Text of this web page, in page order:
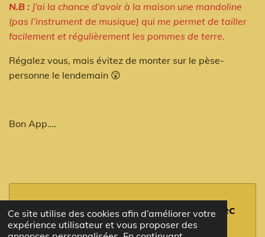
Ce site utilise des cookies afin d’améliorer votre
expérience utilisateur et vous proposer des
N.B : J’ai la chance d’avoir à la maison une mandoline
(pas l’instrument de musique) qui me permet de tailler
facilement et régulièrement les pommes de terre.
Régalez vous, mais évitez de monter sur le pèse-
personne le lendemain 😲
Bon App….
Créez votre propre site internet avec
Webador